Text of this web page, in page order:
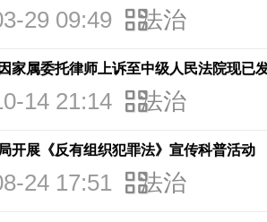
29 09:49 法治
家属委托律师上诉至中级人民法院现已
14 21:14 法治
开展《反有组织犯罪法》宣传科普活动
24 17:51 法治